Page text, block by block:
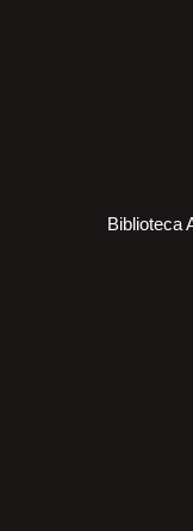
Biblioteca